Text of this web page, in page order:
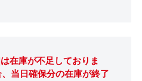
在庫が不足しておりま
当日確保分の在庫が終了